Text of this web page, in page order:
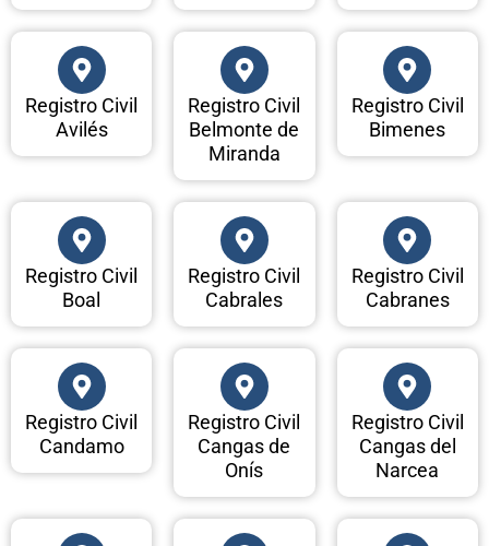
Registro Civil
Avilés
Registro Civil
Belmonte de
Miranda
Registro Civil
Bimenes
Registro Civil
Boal
Registro Civil
Cabrales
Registro Civil
Cabranes
Registro Civil
Candamo
Registro Civil
Cangas de
Onís
Registro Civil
Cangas del
Narcea